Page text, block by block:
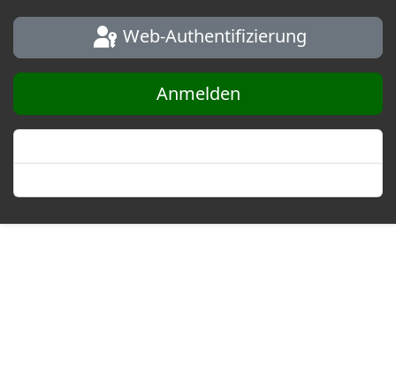
Web-Authentifizierung
Anmelden